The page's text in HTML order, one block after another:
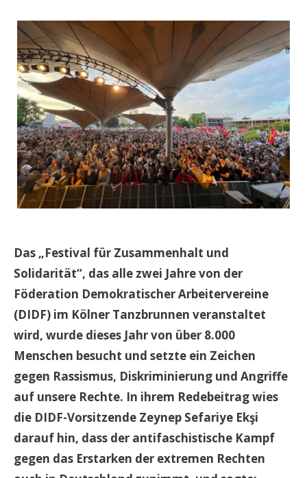
Das „Festival für Zusammenhalt und
Solidarität“, das alle zwei Jahre von der
Föderation Demokratischer Arbeitervereine
(DIDF) im Kölner Tanzbrunnen veranstaltet
wird, wurde dieses Jahr von über 8.000
Menschen besucht und setzte ein Zeichen
gegen Rassismus, Diskriminierung und Angriffe
auf unsere Rechte. In ihrem Redebeitrag wies
die DIDF-Vorsitzende Zeynep Sefariye Ekşi
darauf hin, dass der antifaschistische Kampf
gegen das Erstarken der extremen Rechten